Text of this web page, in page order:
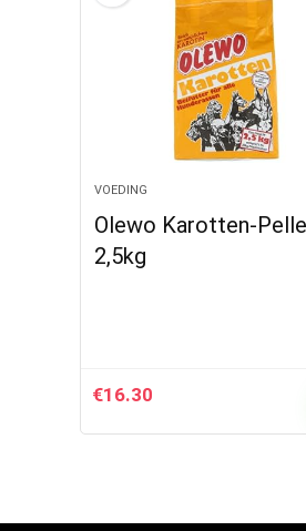
VOEDING
Olewo Karotten-
2,5kg
€16.30